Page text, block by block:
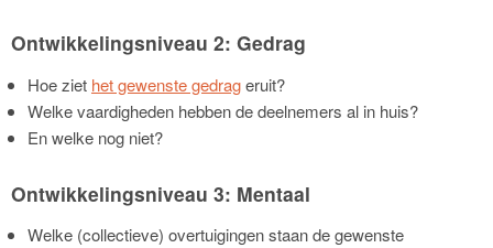
Ontwikkelingsniveau 2: Gedrag
Hoe ziet het gewenste gedrageruit?
Welke vaardigheden hebben de deelnemers al in huis?
En welke nog niet?
Ontwikkelingsniveau 3: Mentaal
Welke (collectieve) overtuigingen staan de gewenste